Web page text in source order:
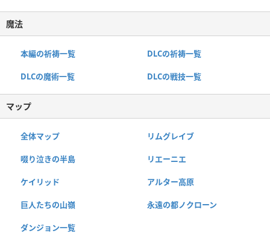
魔法
本編の祈祷一覧 DLCの祈祷一覧
DLCの魔術一覧 DLCの戦技一覧
マップ
全体マップ リムグレイブ
啜り泣きの半島 リエーニエ
ケイリッド アルター高原
巨人たちの山嶺 永遠の都ノクローン
ダンジョン一覧